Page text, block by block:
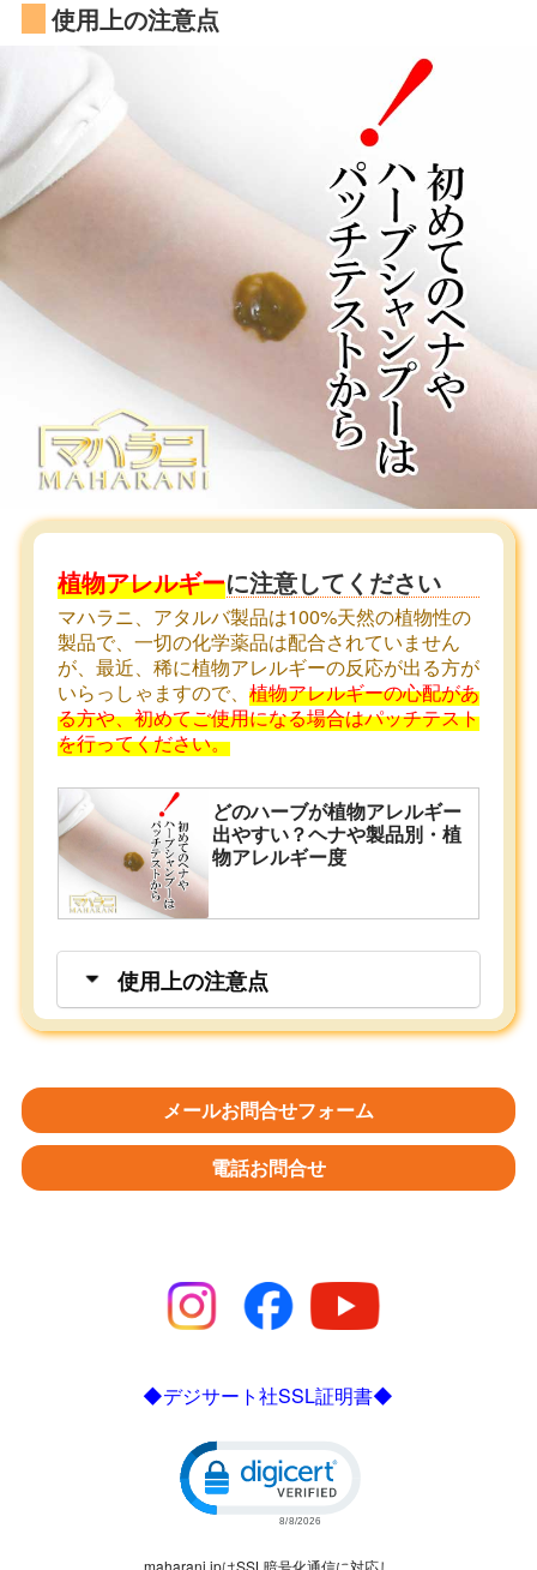
使用上の注意点
植物アレルギーに注意してください
マハラニ、アタルバ製品は100%天然の植物性の
製品で、一切の化学薬品は配合されていません
が、最近、稀に植物アレルギーの反応が出る方が
いらっしゃますので、 植物アレルギーの心配があ
る方や、初めてご使用になる場合はパッチテスト
を行ってください。
どのハーブが植物アレルギー
出やすい？ヘナや製品別・植
物アレルギー度
使用上の注意点
メールお問合せフォーム
電話お問合せ
◆デジサート社SSL証明書◆
maharani.jpはSSL暗号化通信に対応し